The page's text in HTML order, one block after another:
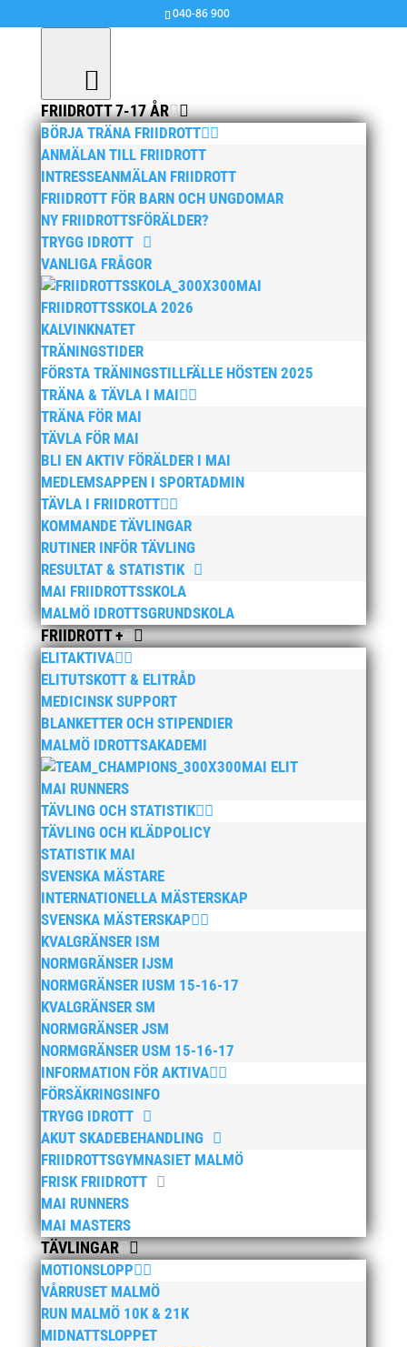
040-86 900
FRIIDROTT 7-17 ÅR
BÖRJA TRÄNA FRIIDROTT
ANMÄLAN TILL FRIIDROTT
INTRESSEANMÄLAN FRIIDROTT
FRIIDROTT FÖR BARN OCH UNGDOMAR
NY FRIIDROTTSFÖRÄLDER?
TRYGG IDROTT
VANLIGA FRÅGOR
MAI
FRIIDROTTSSKOLA 2026
KALVINKNATET
TRÄNINGSTIDER
FÖRSTA TRÄNINGSTILLFÄLLE HÖSTEN 2025
TRÄNA & TÄVLA I MAI
TRÄNA FÖR MAI
TÄVLA FÖR MAI
BLI EN AKTIV FÖRÄLDER I MAI
MEDLEMSAPPEN I SPORTADMIN
TÄVLA I FRIIDROTT
KOMMANDE TÄVLINGAR
RUTINER INFÖR TÄVLING
RESULTAT & STATISTIK
MAI FRIIDROTTSSKOLA
MALMÖ IDROTTSGRUNDSKOLA
FRIIDROTT +
ELITAKTIVA
ELITUTSKOTT & ELITRÅD
MEDICINSK SUPPORT
BLANKETTER OCH STIPENDIER
MALMÖ IDROTTSAKADEMI
MAI ELIT
MAI RUNNERS
TÄVLING OCH STATISTIK
TÄVLING OCH KLÄDPOLICY
STATISTIK MAI
SVENSKA MÄSTARE
INTERNATIONELLA MÄSTERSKAP
SVENSKA MÄSTERSKAP
KVALGRÄNSER ISM
NORMGRÄNSER IJSM
NORMGRÄNSER IUSM 15-16-17
KVALGRÄNSER SM
NORMGRÄNSER JSM
NORMGRÄNSER USM 15-16-17
INFORMATION FÖR AKTIVA
FÖRSÄKRINGSINFO
TRYGG IDROTT
AKUT SKADEBEHANDLING
FRIIDROTTSGYMNASIET MALMÖ
FRISK FRIIDROTT
MAI RUNNERS
MAI MASTERS
TÄVLINGAR
MOTIONSLOPP
VÅRRUSET MALMÖ
RUN MALMÖ 10K & 21K
MIDNATTSLOPPET